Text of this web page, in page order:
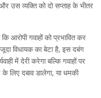
उस व्यक्ति को दो सप्ताह के भीतर
आरोपी गवाहों को प्रभावित कर
विधायक का बेटा है, इस दबंग
में देरी करेगा बल्कि गवाहों पर
लिए दबाव डालेगा, या धमकी